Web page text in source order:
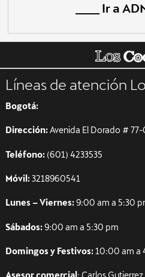
____ Ir a
Líneas de atención
Bogotá:
Dirección:Avenida El Dorado #
Teléfono:(601) 4233535
Móvil:3218960541
Lunes – Viernes:9:00 am a 5:30
Sábados:9:00 am a 5:30 pm
Domingos y Festivos:10:00 am a